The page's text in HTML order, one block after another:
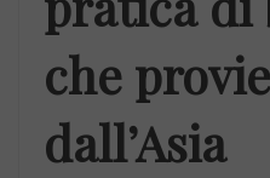
che
dall’Asia